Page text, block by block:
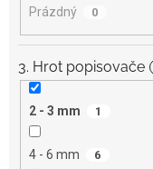
Prázdný 0
3. Hrot popisovače
2 - 3 mm 1
4 - 6 mm 6